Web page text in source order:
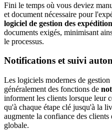
Fini le temps où vous deviez
et document nécessaire pour
logiciel de gestion des
documents exigés, minimisant
le processus.
Notifications et suivi
Les logiciels modernes de
généralement des fonctions de
informent les clients lorsque leur
qu'à chaque étape clé jusqu'à la
augmente la confiance des
globale.